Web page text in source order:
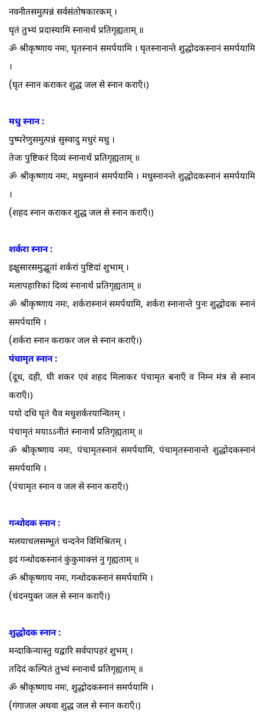
नवनीतसमुत्पन्नं सर्वसंतोषकारकम्‌ ।
घृतं तुभ्यं प्रदास्यामि स्नानार्थं प्रतिगृह्यताम्‌ ॥
ॐ श्रीकृष्णाय नमः, घृतस्नानं समर्पयामि । घृतस्नानान्ते शुद्धोदकस्नानं समर्पयामि
।
(घृत स्नान कराकर शुद्ध जल से स्नान कराएँ।)
मधु स्नान :
पुष्परेणुसमुत्पन्नं सुस्वादु मधुरं मधु ।
तेजः पुष्टिकरं दिव्यं स्नानार्थं प्रतिगृह्यताम्‌ ॥
ॐ श्रीकृष्णाय नमः, मधुस्नानं समर्पयामि । मधुस्नानन्ते शुद्धोदकस्नानं समर्पयामि
।
(शहद स्नान कराकर शुद्ध जल से स्नान कराएँ।)
शर्करा स्नान :
इक्षुसारसमुद्भूतां शर्करां पुष्टिदां शुभाम्‌ ।
मलापहारिकां दिव्यं स्नानार्थं प्रतिगृह्यताम्‌ ॥
ॐ श्रीकृष्णाय नमः, शर्करास्नानं समर्पयामि, शर्करा स्नानान्ते पुनः शुद्धोदक स्नानं
समर्पयामि ।
(शर्करा स्नान कराकर जल से स्नान कराएँ।)
पंचामृत स्नान :
(दूध, दही, घी शकर एवं शहद मिलाकर पंचामृत बनाएँ व निम्न मंत्र से स्नान
कराएँ।)
पयो दधि घृतं चैव मधुशर्करयान्वितम्‌ ।
पंचामृतं मयाऽऽनीतं स्नानार्थं प्रतिगृह्यताम्‌ ॥
ॐ श्रीकृष्णाय नमः, पंचामृतस्नानं समर्पयामि, पंचामृतस्नानान्ते शुद्धोदकस्नानं
समर्पयामि ।
(पंचामृत स्नान व जल से स्नान कराएँ।)
गन्धोदक स्नान :
मलयाचलसम्भूतं चन्दनेन विमिश्रितम्‌ ।
इदं गन्धोदकस्नानं कुंकुमाक्त्तं नु गृह्यताम्‌ ॥
ॐ श्रीकृष्णाय नमः, गन्धोदकस्नानं समर्पयामि ।
(चंदनयुक्त जल से स्नान कराएँ।)
शुद्धोदक स्नान :
मन्दाकिन्यास्तु यद्वारि सर्वपापहरं शुभम्‌ ।
तदिदं कल्पितं तुभ्यं स्नानार्थं प्रतिगृह्यताम्‌ ॥
ॐ श्रीकृष्णाय नमः, शुद्धोदकस्नानं समर्पयामि ।
(गंगाजल अथवा शुद्ध जल से स्नान कराएँ।)